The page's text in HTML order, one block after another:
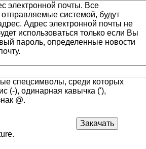
электронной почты. Все
системой, будут
Адрес электронной почты не
использоваться только если Вы
пароль, определенные новости
спецсимволы, среди которых
(-), одинарная кавычка ('),
@.